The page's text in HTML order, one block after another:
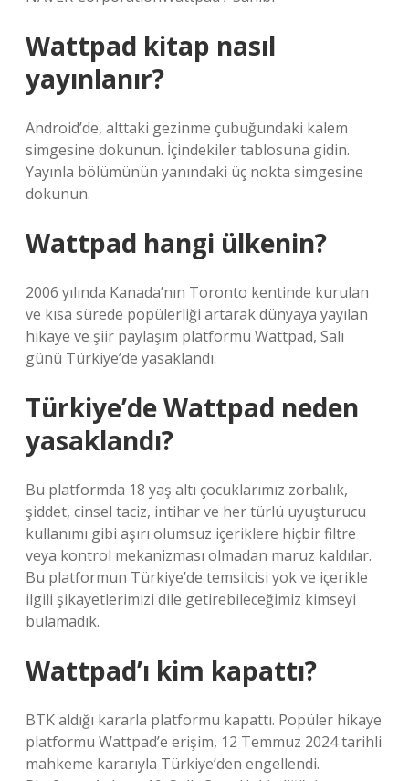
Wattpad kitap nasıl
yayınlanır?
Android’de, alttaki gezinme çubuğundaki kalem
simgesine dokunun. İçindekiler tablosuna gidin.
Yayınla bölümünün yanındaki üç nokta simgesine
dokunun.
Wattpad hangi ülkenin?
2006 yılında Kanada’nın Toronto kentinde kurulan
ve kısa sürede popülerliği artarak dünyaya yayılan
hikaye ve şiir paylaşım platformu Wattpad, Salı
günü Türkiye’de yasaklandı.
Türkiye’de Wattpad neden
yasaklandı?
Bu platformda 18 yaş altı çocuklarımız zorbalık,
şiddet, cinsel taciz, intihar ve her türlü uyuşturucu
kullanımı gibi aşırı olumsuz içeriklere hiçbir filtre
veya kontrol mekanizması olmadan maruz kaldılar.
Bu platformun Türkiye’de temsilcisi yok ve içerikle
ilgili şikayetlerimizi dile getirebileceğimiz kimseyi
bulamadık.
Wattpad’ı kim kapattı?
BTK aldığı kararla platformu kapattı. Popüler hikaye
platformu Wattpad’e erişim, 12 Temmuz 2024 tarihli
mahkeme kararıyla Türkiye’den engellendi.